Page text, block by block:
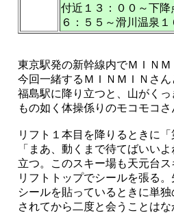
付近１３：００～下
６：５５～滑川温泉
東京駅発の新幹線内でＭＩＮＭ
今回一緒するＭＩＮＭＩＮさ
福島駅に降り立つと、山がく
もの如く体操係りのモコモコ
リフト１本目を降りるときに
「まあ、動くまで待てばいい
立つ。このスキー場も天元台
リフトトップでシールを張る
シールを貼っているときに単
されてから二度と会うことはな